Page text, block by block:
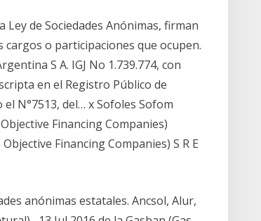
de Sociedades Anónimas, firman
o participaciones que ocupen.
S A. IGJ No 1.739.774, con
en el Registro Público de
N°7513, del… x Sofoles Sofom
Financing Companies)
Financing Companies) S R E
anónimas estatales. Ancsol, Alur,